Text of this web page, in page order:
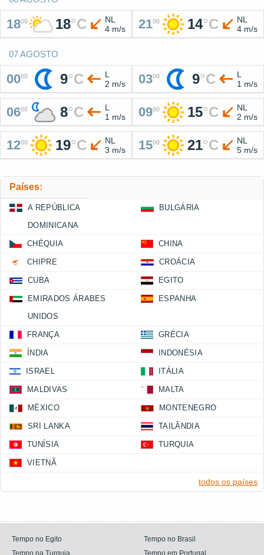
1800 18°C
NL
4 m/s
2100 14°C
NL
4 m/s
07 AGOSTO
0000 9°C
L
2 m/s
0300 9°C
L
1 m/s
0600 8°C
L
1 m/s
0900 15°C
NL
2 m/s
1200 19°C
NL
3 m/s
1500 21°C
NL
5 m/s
Países:
A REPÚBLICA
DOMINICANA
BULGÁRIA
CHÉQUIA CHINA
CHIPRE CROÁCIA
CUBA EGITO
EMIRADOS ÁRABES
UNIDOS
ESPANHA
FRANÇA GRÉCIA
ÍNDIA INDONÉSIA
ISRAEL ITÁLIA
MALDIVAS MALTA
MÉXICO MONTENEGRO
SRI LANKA TAILÂNDIA
TUNÍSIA TURQUIA
VIETNÃ
todos os países
Tempo no Egito
Tempo no Brasil
Tempo na Turquia
Tempo em Portugal